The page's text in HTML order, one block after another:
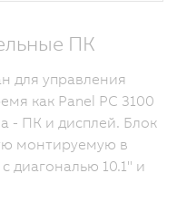
ПК
для управления
как Panel PC 3100
- ПК и дисплей. Блок
монтируемую в
диагональю 10.1" и